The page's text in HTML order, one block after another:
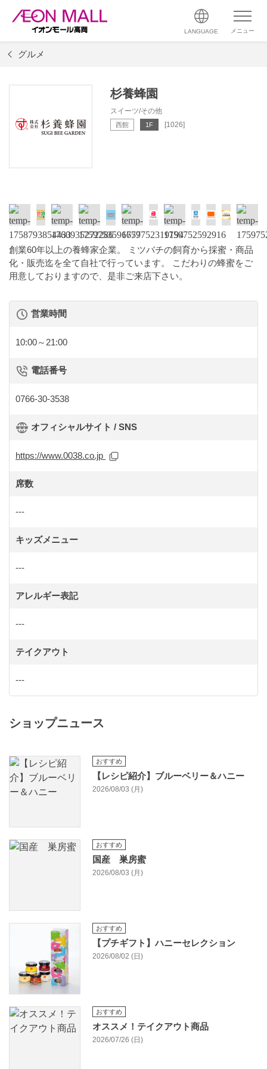
LANGUAGE メニュー
グルメ
杉養蜂園
スイーツ/その他
西館 1F [1026]
創業60年以上の養蜂家企業。 ミツバチの飼育から採蜜・商品
化・販売迄を全て自社で行っています。 こだわりの蜂蜜をご
用意しておりますので、是非ご来店下さい。
営業時間
10:00～21:00
電話番号
0766-30-3538
オフィシャルサイト / SNS
https://www.0038.co.jp
席数
---
キッズメニュー
---
アレルギー表記
---
テイクアウト
---
ショップニュース
おすすめ
【レシピ紹介】ブルーベリー＆ハニー
2026/08/03 (月)
おすすめ
国産 巣房蜜
2026/08/03 (月)
おすすめ
【プチギフト】ハニーセレクション
2026/08/02 (日)
おすすめ
オススメ！テイクアウト商品
2026/07/26 (日)